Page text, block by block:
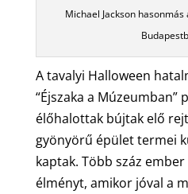
Michael Jackson
A tavalyi Halloween
“Éjszaka a
élőhalottak bújtak elő
gyönyörű épület termei
kaptak. Több száz
élményt, amikor jóval a